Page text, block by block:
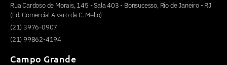
Rua Cardoso de Morais, 145 - Sala 403 - Bonsucesso, Rio de Janeiro - RJ
(Ed. Comercial Alvaro da C. Mello)
(21) 3976-0907
(21) 99862-4194
Campo Grande